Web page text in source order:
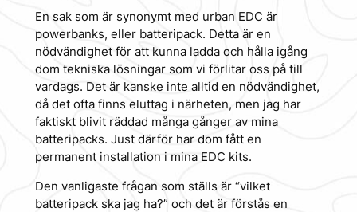
En sak som är synonymt med urban EDC är
powerbanks, eller batteripack. Detta är en
nödvändighet för att kunna ladda och hålla igång
dom tekniska lösningar som vi förlitar oss på till
vardags. Det är kanske inte alltid en nödvändighet,
då det ofta finns eluttag i närheten, men jag har
faktiskt blivit räddad många gånger av mina
batteripacks. Just därför har dom fått en
permanent installation i mina EDC kits.
Den vanligaste frågan som ställs är “vilket
batteripack ska jag ha?” och det är förstås en